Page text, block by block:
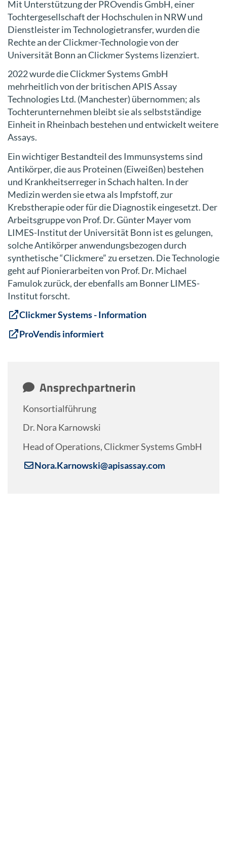
Mit Unterstützung der PROvendis GmbH, einer
Tochtergesellschaft der Hochschulen in NRW und
Dienstleister im Technologietransfer, wurden die
Rechte an der Clickmer-Technologie von der
Universität Bonn an Clickmer Systems lizenziert.
2022 wurde die Clickmer Systems GmbH
mehrheitlich von der britischen APIS Assay
Technologies Ltd. (Manchester) übernommen; als
Tochterunternehmen bleibt sie als selbstständige
Einheit in Rheinbach bestehen und entwickelt weitere
Assays.
Ein wichtiger Bestandteil des Immunsystems sind
Antikörper, die aus Proteinen (Eiweißen) bestehen
und Krankheitserreger in Schach halten. In der
Medizin werden sie etwa als Impfstoff, zur
Krebstherapie oder für die Diagnostik eingesetzt. Der
Arbeitsgruppe von Prof. Dr. Günter Mayer vom
LIMES-Institut der Universität Bonn ist es gelungen,
solche Antikörper anwendungsbezogen durch
synthetische “Clickmere” zu ersetzen. Die Technologie
geht auf Pionierarbeiten von Prof. Dr. Michael
Famulok zurück, der ebenfalls am Bonner LIMES-
Institut forscht.
Clickmer Systems - Information
ProVendis informiert
Ansprechpartnerin
Konsortialführung
Dr. Nora Karnowski
Head of Operations, Clickmer Systems GmbH
Nora.Karnowski@apisassay.com